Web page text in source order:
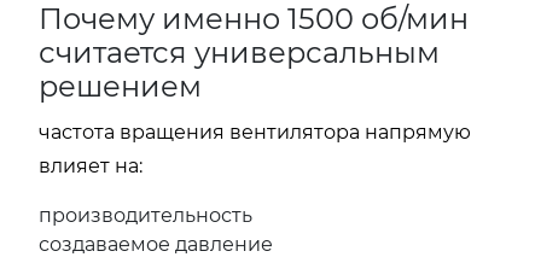
Почему именно 1500 об/мин
считается универсальным
решением
частота вращения вентилятора напрямую
влияет на:
производительность
создаваемое давление